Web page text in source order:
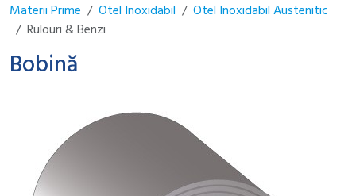
Materii Prime Otel Inoxidabil
Otel Inoxidabil Austenitic
Rulouri & Benzi
Bobină